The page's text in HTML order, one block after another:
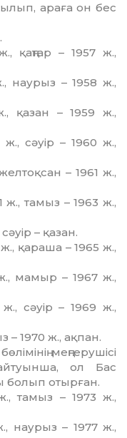
араға он бес
қаңтар – 1957 ж.,
наурыз – 1958 ж.,
қазан – 1959 ж.,
сәуір – 1960 ж.,
– 1961 ж.,
ж., тамыз – 1963 ж.,
– қазан.
қараша – 1965 ж.,
мамыр – 1967 ж.,
сәуір – 1969 ж.,
– 1970 ж., ақпан.
меңгерушісі
айтуынша, ол Бас
болып отырған.
тамыз – 1973 ж.,
наурыз – 1977 ж.,